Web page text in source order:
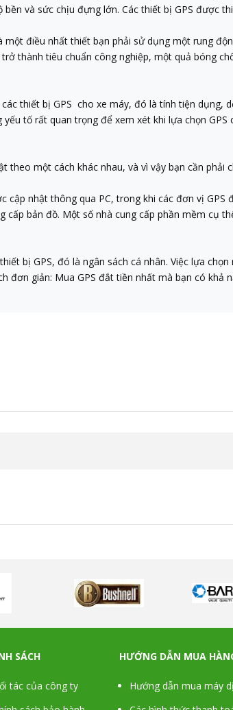
và sức chịu đựng lớn. Các thiết bị GPS được
điều nhất thiết bạn phải sử dụng một rung
thành tiêu chuẩn công nghiệp, một quả bóng
thiết bị GPS cho xe máy, đó là tính tiện dụng,
tố rất quan trọng để xem xét khi lựa chọn GPS
theo một cách khác nhau, và vì vậy bạn cần phải
nhật thông qua PC, trong khi các đơn vị
bản đồ. Một số nhà cung cấp phần mềm cụ
bị GPS, đó là ngân sách cá nhân. Việc lựa
đơn giản: Mua GPS đắt tiền nhất mà bạn có khả
SÁCH
tác của công ty
HƯỚNG DẪN MUA
Hướng dẫn mua máy